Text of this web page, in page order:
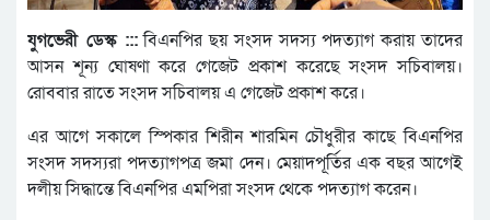
যুগভেরী ডেস্ক :::বিএনপির ছয় সংসদ সদস্য পদত্যাগ করায় তাদের
আসন শূন্য ঘোষণা করে গেজেট প্রকাশ করেছে সংসদ সচিবালয়।
রোববার রাতে সংসদ সচিবালয় এ গেজেট প্রকাশ করে।
এর আগে সকালে স্পিকার শিরীন শারমিন চৌধুরীর কাছে বিএনপির
সংসদ সদস্যরা পদত্যাগপত্র জমা দেন। মেয়াদপূর্তির এক বছর আগেই
দলীয় সিদ্ধান্তে বিএনপির এমপিরা সংসদ থেকে পদত্যাগ করেন।